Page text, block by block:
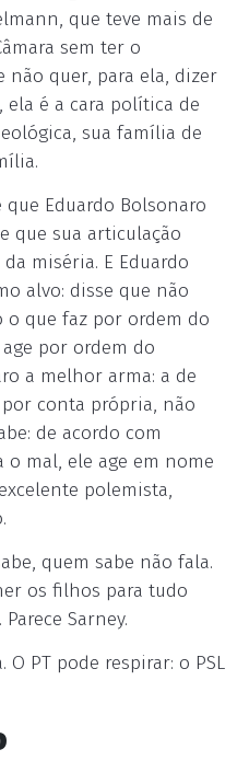
que teve mais de
sem ter o
não quer, para ela, dizer
ela é a cara política de
sua família de
Eduardo Bolsonaro
que sua articulação
miséria. E Eduardo
alvo: disse que não
o que faz por ordem do
por ordem do
a melhor arma: a de
conta própria, não
de acordo com
o mal, ele age em nome
polemista,
quem sabe não fala.
os filhos para tudo
Sarney.
PT pode respirar: o PSL